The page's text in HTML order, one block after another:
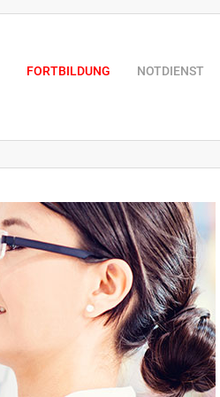
FORTBILDUNG NOTDIENST